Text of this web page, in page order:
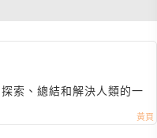
索、總結和解決人類的一